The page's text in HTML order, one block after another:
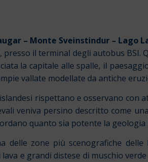
– Monte Sveinstindur – Lago
, presso il terminal degli autobus BSI.
la capitale alle spalle, il
vallate modellate da antiche
rispettano e osservano con
veniva persino descritto come
quanto sia potente la geologia
delle zone più scenografiche
e grandi distese di muschio